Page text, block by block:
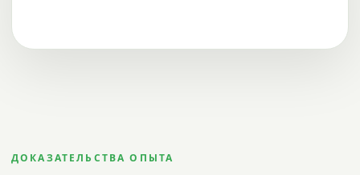
ДОКАЗАТЕЛЬСТВА ОПЫТА